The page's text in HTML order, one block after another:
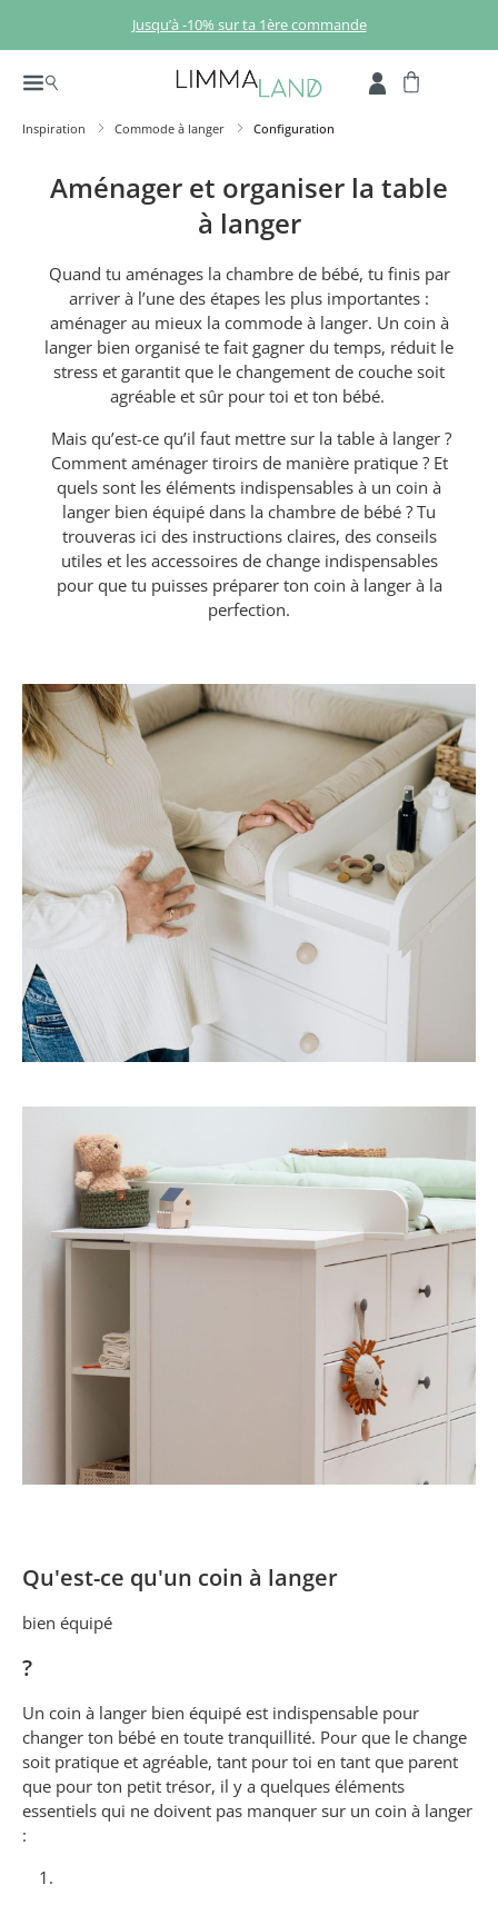
Passer au contenu principalJusqu’à -10% sur ta 1ère commande
Inspiration Commode à langer Configuration
Aménager et organiser la table
à langer
Quand tu aménages la chambre de bébé, tu finis par
arriver à l’une des étapes les plus importantes :
aménager au mieux la commode à langer. Un coin à
langer bien organisé te fait gagner du temps, réduit le
stress et garantit que le changement de couche soit
agréable et sûr pour toi et ton bébé.
Mais qu’est-ce qu’il faut mettre sur la table à langer ?
Comment aménager tiroirs de manière pratique ? Et
quels sont les éléments indispensables à un coin à
langer bien équipé dans la chambre de bébé ? Tu
trouveras ici des instructions claires, des conseils
utiles et les accessoires de change indispensables
pour que tu puisses préparer ton coin à langer à la
perfection.
Qu'est-ce qu'un coin à langer
bien équipé
?
Un coin à langer bien équipé est indispensable pour
changer ton bébé en toute tranquillité. Pour que le change
soit pratique et agréable, tant pour toi en tant que parent
que pour ton petit trésor, il y a quelques éléments
essentiels qui ne doivent pas manquer sur un coin à langer
: